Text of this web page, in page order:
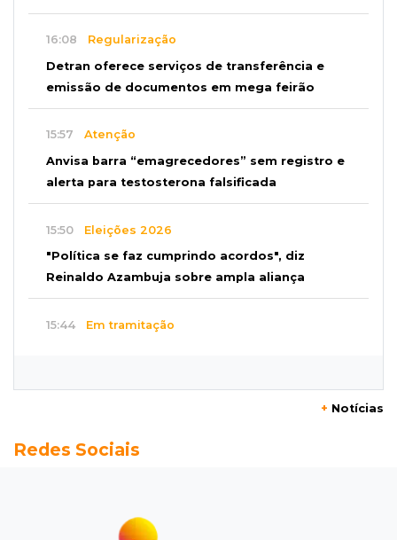
16:08 Regularização
Detran oferece serviços de transferência e
emissão de documentos em mega feirão
15:57 Atenção
Anvisa barra “emagrecedores” sem registro e
alerta para testosterona falsificada
15:50 Eleições 2026
"Política se faz cumprindo acordos", diz
Reinaldo Azambuja sobre ampla aliança
15:44 Em tramitação
Caminhão envolvido em acidente com 4
Pagará indenização
+ Notícias
Redes Sociais